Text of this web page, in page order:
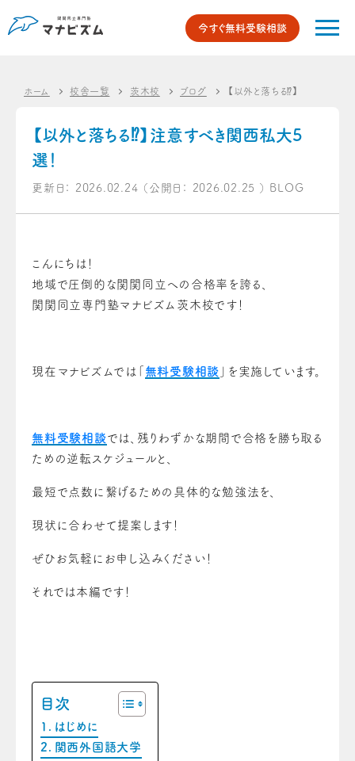
今すぐ無料受験相談
ホーム 校舎一覧 茨木校 ブログ 【以外と落ちる⁉】注意すべき
【以外と落ちる⁉】注意すべき関西私大5
選！
更新日： 2026.02.24 （公開日： 2026.02.25 ） BLOG
こんにちは！
地域で圧倒的な関関同立への合格率を誇る、
関関同立専門塾マナビズム茨木校です！
現在マナビズムでは「 無料受験相談 」を実施しています。
無料受験相談では、残りわずかな期間で合格を勝ち取る
ための逆転スケジュールと、
最短で点数に繋げるための具体的な勉強法を、
現状に合わせて提案します！
ぜひお気軽にお申し込みください！
それでは本編です！
目次
はじめに
関西外国語大学